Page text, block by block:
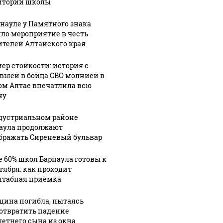
на
Жители
Барнаула
опасаются
на Малахова
из-за
русла
Пивоварки
у Памятного знака
мероприятие в честь
Алтайского края
стойкости: история с
в бойца СВО молнией в
Алтае впечатлила всю
районе
продолжают
Сиреневый бульвар
60% школ Барнаула готовы к
как проходит
приемка
погибла, пытаясь
падение
сына из окна